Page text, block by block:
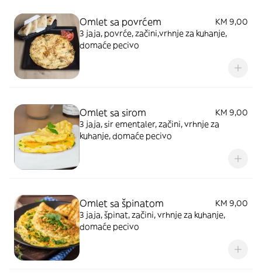
Omlet sa povrćem
KM 9,00
3 jaja, povrće, začini,vrhnje za kuhanje,
domaće pecivo
Omlet sa sirom
KM 9,00
3 jaja, sir ementaler, začini, vrhnje za
kuhanje, domaće pecivo
Omlet sa špinatom
KM 9,00
3 jaja, špinat, začini, vrhnje za kuhanje,
domaće pecivo